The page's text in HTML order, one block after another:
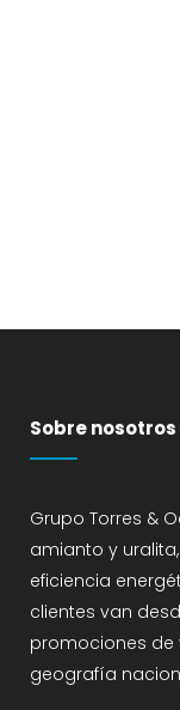
Sobre nosotros
Grupo Torres &
amianto y
eficiencia
clientes van
promociones de
geografía